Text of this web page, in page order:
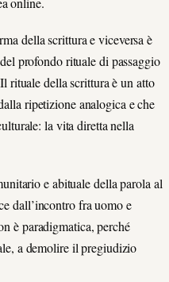
della scrittura e viceversa è
profondo rituale di passaggio
rituale della scrittura è un atto
ripetizione analogica e che
la vita diretta nella
e abituale della parola al
dall’incontro fra uomo e
è paradigmatica, perché
a demolire il pregiudizio